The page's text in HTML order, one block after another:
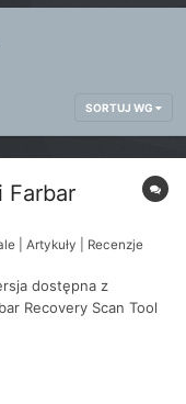
SORTUJ WG
Farbar
| Artykuły | Recenzje
dostępna z
Recovery Scan Tool
przez